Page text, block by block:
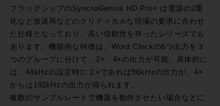
フラッグシップのSyncroGenius HD Pro+ は電源の2重
化など放送局などのクリティカルな現場の要求に合わせ
た仕様となっており、高い信頼性を持ったシリーズでも
あります。機能的な特徴は、Word Clockの6つ出力を３
つのグループに分けて、2×、4×の出力が可能。具体的に
は、48kHzの設定時に２×であれば96kHzの出力が、4×
からは192kHzの出力が得られます。
複数のサンプルレートで機器を動作させたい場合などに